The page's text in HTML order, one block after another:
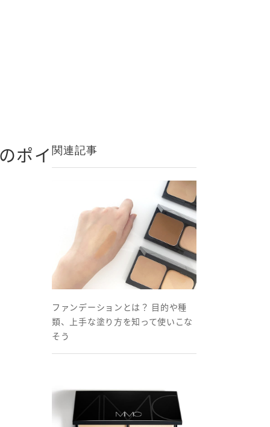
ポイ関連記事
ファンデーションとは？ 目的や種
類、上手な塗り方を知って使いこな
そう